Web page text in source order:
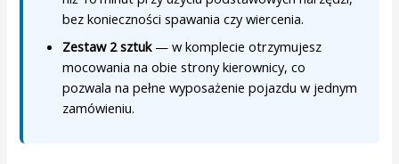
bez konieczności spawania czy wiercenia.
Zestaw 2 sztuk— w komplecie otrzymujesz
mocowania na obie strony kierownicy, co
pozwala na pełne wyposażenie pojazdu w jednym
zamówieniu.